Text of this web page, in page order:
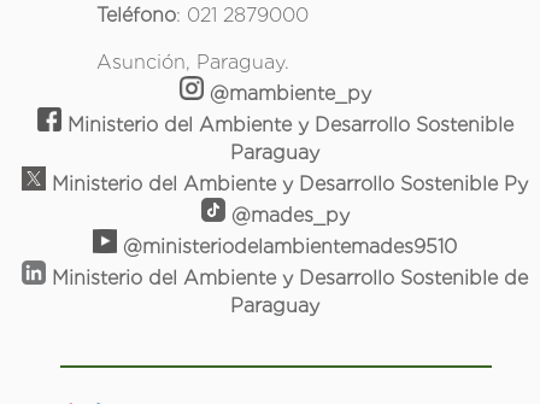
Teléfono: 021 2879000
Asunción, Paraguay.
@mambiente_py
Ministerio del Ambiente y Desarrollo Sostenible
Paraguay
Ministerio del Ambiente y Desarrollo Sostenible Py
@mades_py
@ministeriodelambientemades9510
Ministerio del Ambiente y Desarrollo Sostenible de
Paraguay